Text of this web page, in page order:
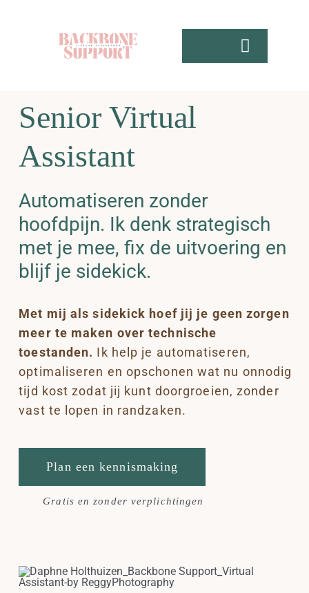
Toggle
Over mij
Contact
Senior Virtual
Assistant
Automatiseren zonder
hoofdpijn. Ik denk strategisch
met je mee, fix de uitvoering en
blijf je sidekick.
Met mij als sidekick hoef jij je geen zorgen
meer te maken over technische
toestanden. Ik help je automatiseren,
optimaliseren en opschonen wat nu onnodig
tijd kost zodat jij kunt doorgroeien, zonder
vast te lopen in randzaken.
Plan een kennismaking
Gratis en zonder verplichtingen